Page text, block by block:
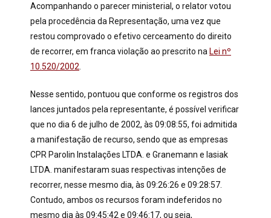
Acompanhando o parecer ministerial, o relator votou
pela procedência da Representação, uma vez que
restou comprovado o efetivo cerceamento do direito
de recorrer, em franca violação ao prescrito na Lei nº
10.520/2002
Nesse sentido, pontuou que conforme os registros dos
lances juntados pela representante, é possível verificar
que no dia 6 de julho de 2002, às 09:08:55, foi admitida
a manifestação de recurso, sendo que as empresas
CPR Parolin Instalações LTDA. e Granemann e Iasiak
LTDA. manifestaram suas respectivas intenções de
recorrer, nesse mesmo dia, às 09:26:26 e 09:28:57.
Contudo, ambos os recursos foram indeferidos no
mesmo dia às 09:45:42 e 09:46:17, ou seja,